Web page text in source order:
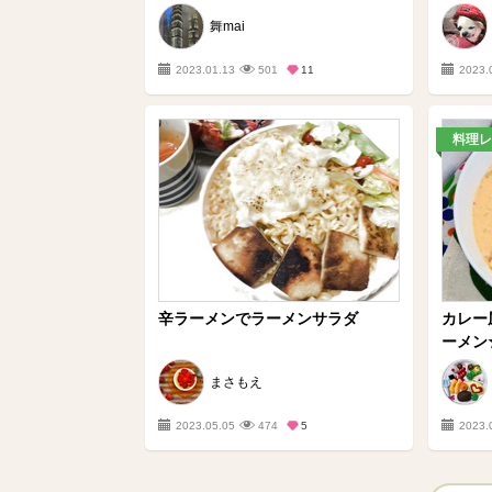
舞mai
2023.01.13 501 11
辛ラーメンでラーメンサラダ
まさもえ
2023.05.05 474 5
料理
カレ
ーメ